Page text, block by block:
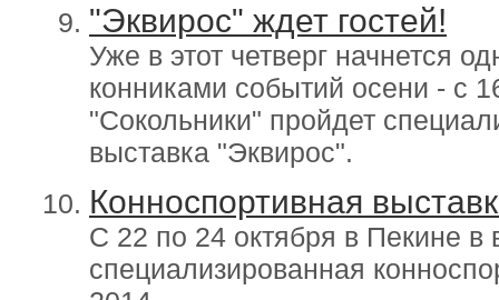
"Эквирос" ждет гостей!
Уже в этот четверг начнется
конниками событий осени - с
"Сокольники" пройдет
выставка "Эквирос".
Конноспортивная
С 22 по 24 октября в Пекине в
специализированная